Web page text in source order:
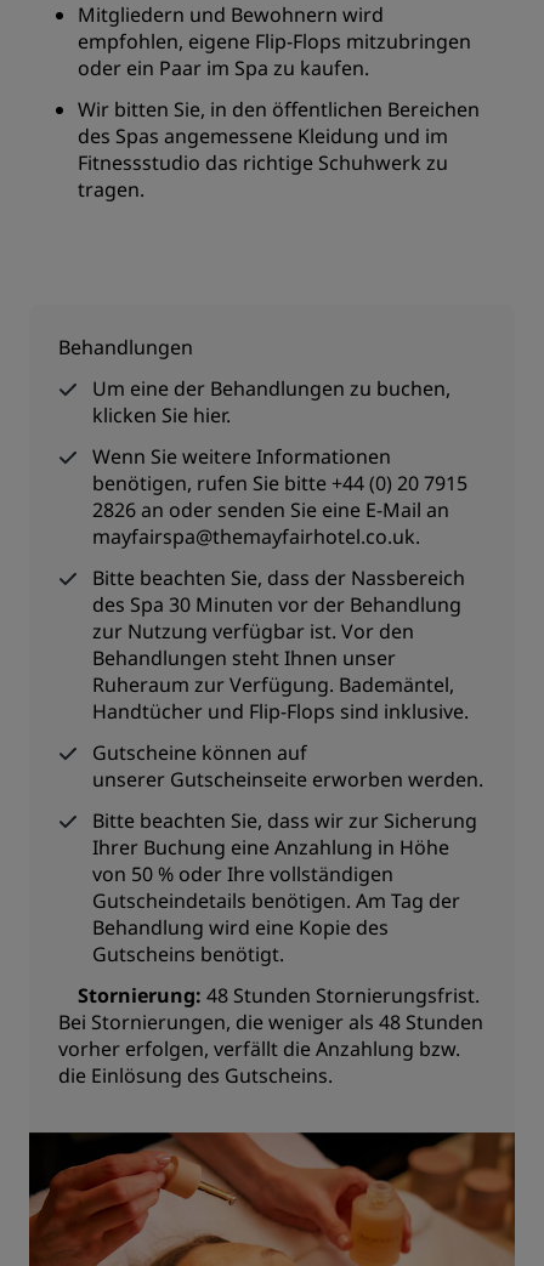
Mitgliedern und Bewohnern wird
empfohlen, eigene Flip-Flops mitzubringen
oder ein Paar im Spa zu kaufen.
Wir bitten Sie, in den öffentlichen Bereichen
des Spas angemessene Kleidung und im
Fitnessstudio das richtige Schuhwerk zu
tragen.
Behandlungen
Um eine der Behandlungen zu buchen,
klicken Sie hier.
Wenn Sie weitere Informationen
benötigen, rufen Sie bitte +44 (0) 20 7915
2826 an oder senden Sie eine E-Mail an
mayfairspa@themayfairhotel.co.uk.
Bitte beachten Sie, dass der Nassbereich
des Spa 30 Minuten vor der Behandlung
zur Nutzung verfügbar ist. Vor den
Behandlungen steht Ihnen unser
Ruheraum zur Verfügung. Bademäntel,
Handtücher und Flip-Flops sind inklusive.
Gutscheine können auf
unserer Gutscheinseite erworben werden.
Bitte beachten Sie, dass wir zur Sicherung
Ihrer Buchung eine Anzahlung in Höhe
von 50 % oder Ihre vollständigen
Gutscheindetails benötigen. Am Tag der
Behandlung wird eine Kopie des
Gutscheins benötigt.
Stornierung: 48 Stunden Stornierungsfrist.
Bei Stornierungen, die weniger als 48 Stunden
vorher erfolgen, verfällt die Anzahlung bzw.
die Einlösung des Gutscheins.